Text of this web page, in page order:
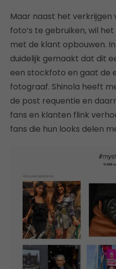
Maar naast het
foto’s te gebruiken, wil
met de klant opbouwen.
duidelijk gemaakt dat dit
een stockfoto en gaat de
fotograaf. Shinola heeft
de post requentie en
fans en klanten flink
fans die hun looks delen